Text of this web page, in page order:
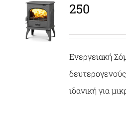
ΛΕΠΤΟΜΈΡΕΙΕΣ
250
Ενεργειακή
ιδανική για